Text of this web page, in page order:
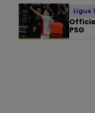
Ligue 1
PSG